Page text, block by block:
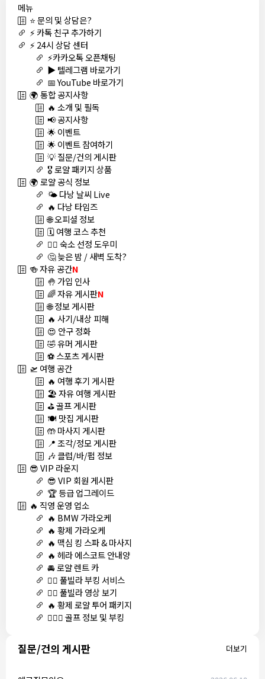
메뉴
⭐ 문의 및 상담은?
⚡ 카톡 친구 추가하기
⚡ 24시 상담 센터
⚡카카오톡 오픈채팅
▶️ 텔레그램 바로가기
📅 YouTube 바로가기
🌍 통합 공지사항
🔥 소개 및 필독
📢 공지사항
🌟 이벤트
🌟 이벤트 참여하기
💡 질문/건의 게시판
🎖️ 로얄 패키지 상품
🌍 로얄 공식 정보
🌤️ 다낭 날씨 Live
🔥 다낭 타임즈
🌐 오피셜 정보
🗓️ 여행 코스 추천
🏊‍♀️ 숙소 선정 도우미
🤔 늦은 밤 / 새벽 도착?
🍻 자유 공간N
🤚 가입 인사
🌈 자유 게시판N
🌐 정보 게시판
🔥 사기/내상 피해
😍 안구 정화
🤣 유머 게시판
⚽ 스포츠 게시판
🛫 여행 공간
🔥 여행 후기 게시판
🏖️ 자유 여행 게시판
⛳ 골프 게시판
🍽️ 맛집 게시판
🤲 마사지 게시판
📍 조각/정모 게시판
🎶 클럽/바/펍 정보
😎 VIP 라운지
😎 VIP 회원 게시판
🏆 등급 업그레이드
🔥 직영 운영 업소
🔥 BMW 가라오케
🔥 황제 가라오케
🔥 맥심 킹 스파 & 마사지
🔥 헤라 에스코트 안내양
🚘 로얄 렌트 카
🏊‍♀️ 풀빌라 부킹 서비스
🏊‍♀️ 풀빌라 영상 보기
🔥 황제 로얄 투어 패키지
🏌🏻‍♂️ 골프 정보 및 부킹
질문/건의 게시판 더보기